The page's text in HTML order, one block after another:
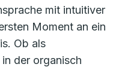
mit intuitiver
Moment an ein
Ob als
der organisch